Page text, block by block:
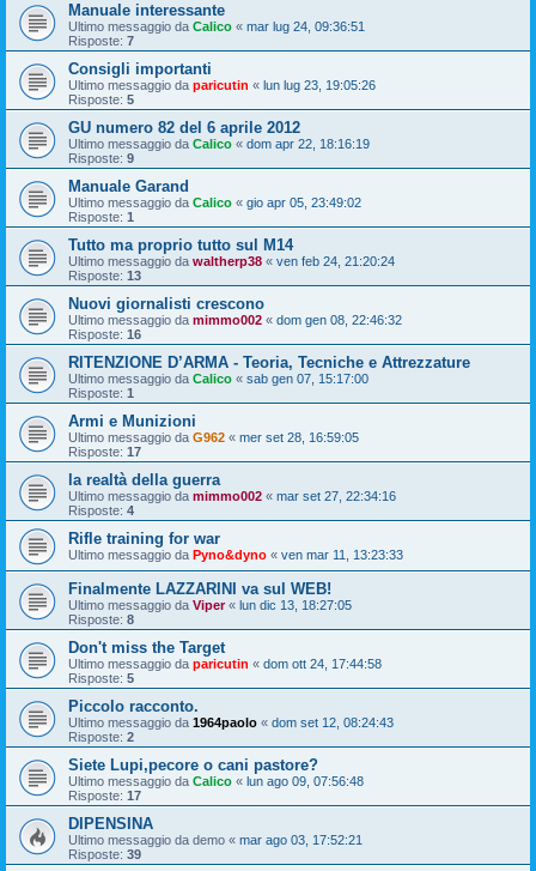
Manuale interessante
Ultimo messaggio da Calico « mar lug 24, 09:36:51
Risposte: 7
Consigli importanti
Ultimo messaggio da paricutin « lun lug 23, 19:05:26
Risposte: 5
GU numero 82 del 6 aprile 2012
Ultimo messaggio da Calico « dom apr 22, 18:16:19
Risposte: 9
Manuale Garand
Ultimo messaggio da Calico « gio apr 05, 23:49:02
Risposte: 1
Tutto ma proprio tutto sul M14
Ultimo messaggio da waltherp38 « ven feb 24, 21:20:24
Risposte: 13
Nuovi giornalisti crescono
Ultimo messaggio da mimmo002 « dom gen 08, 22:46:32
Risposte: 16
RITENZIONE D’ARMA - Teoria, Tecniche e Attrezzature
Ultimo messaggio da Calico « sab gen 07, 15:17:00
Risposte: 1
Armi e Munizioni
Ultimo messaggio da G962 « mer set 28, 16:59:05
Risposte: 17
la realtà della guerra
Ultimo messaggio da mimmo002 « mar set 27, 22:34:16
Risposte: 4
Rifle training for war
Ultimo messaggio da Pyno&dyno « ven mar 11, 13:23:33
Finalmente LAZZARINI va sul WEB!
Ultimo messaggio da Viper« lun dic 13, 18:27:05
Risposte: 8
Don't miss the Target
Ultimo messaggio da paricutin « dom ott 24, 17:44:58
Risposte: 5
Piccolo racconto.
Ultimo messaggio da 1964paolo « dom set 12, 08:24:43
Risposte: 2
Siete Lupi,pecore o cani pastore?
Ultimo messaggio da Calico « lun ago 09, 07:56:48
Risposte: 17
DIPENSINA
Ultimo messaggio da demo « mar ago 03, 17:52:21
Risposte: 39